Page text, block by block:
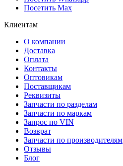
Посетить Max
Клиентам
О компании
Доставка
Оплата
Контакты
Оптовикам
Поставщикам
Реквизиты
Запчасти по разделам
Запчасти по маркам
Запрос по VIN
Возврат
Запчасти по производителям
Отзывы
Блог